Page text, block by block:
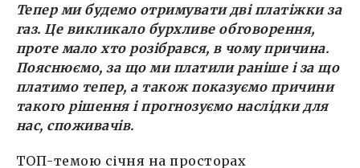
Тепер ми будемо отримувати дві платіжки за
газ. Це викликало бурхливе обговорення,
проте мало хто розібрався, в чому причина.
Пояснюємо, за що ми платили раніше і за що
платимо тепер, а також показуємо причини
такого рішення і прогнозуємо наслідки для
нас, споживачів.
ТОП-темою січня на просторах